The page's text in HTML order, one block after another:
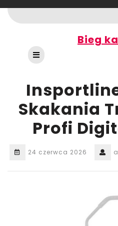
to
content
Bieg
Open
Button
Skakania
Profi
24 czerwca 2026